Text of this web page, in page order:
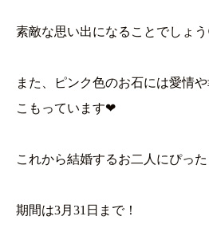
素敵な思い出になることでしょ
また、ピンク色のお石には愛情
こもっています❤
これから結婚するお二人にぴっ
期間は3月31日まで！